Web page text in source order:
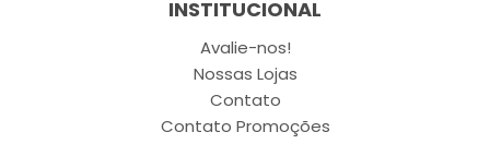
INSTITUCIONAL
Avalie-nos!
Nossas Lojas
Contato
Contato Promoções